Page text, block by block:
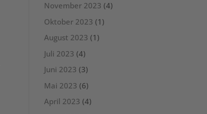
November 2023 (4)
Oktober 2023 (1)
August 2023 (1)
Juli 2023 (4)
Juni 2023 (3)
Mai 2023 (6)
April 2023 (4)